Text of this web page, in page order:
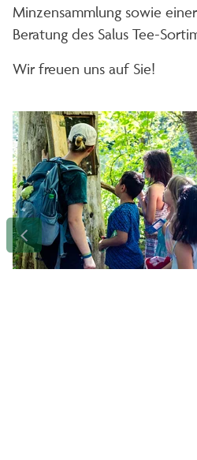
Minzensammlung sowie
Beratung des Salus Tee-
Wir freuen uns auf Sie!